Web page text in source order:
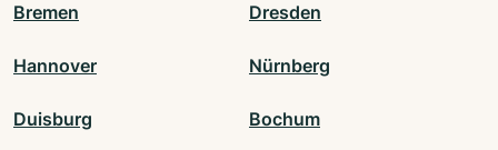
Bremen Dresden
Hannover Nürnberg
Duisburg Bochum